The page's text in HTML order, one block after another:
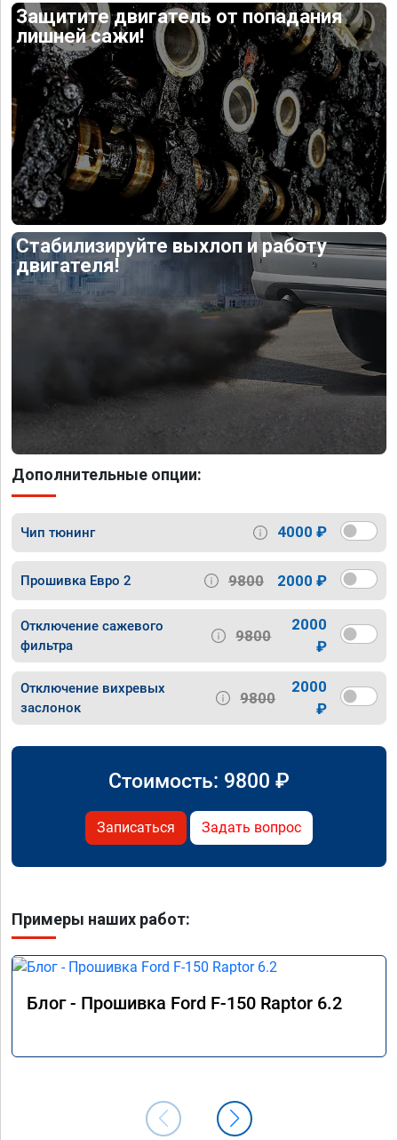
Защитите двигатель от попадания
лишней сажи!
Стабилизируйте выхлоп и работу
двигателя!
Дополнительные опции:
Чип тюнинг 4000 ₽
Прошивка Евро 2 9800 2000 ₽
Отключение сажевого
фильтра
9800
2000
₽
Отключение вихревых
заслонок
9800
2000
₽
Стоимость: 9800 ₽
Записаться Задать вопрос
Примеры наших работ:
Блог - Прошивка Ford F-150 Raptor 6.2